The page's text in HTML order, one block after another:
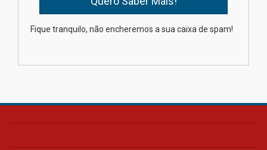
Oncologista do HUEM ressalta
importância da prevenção e
diagnóstico precoce do câncer
de pulmão
Fique tranquilo, não encheremos a sua caixa de spam!